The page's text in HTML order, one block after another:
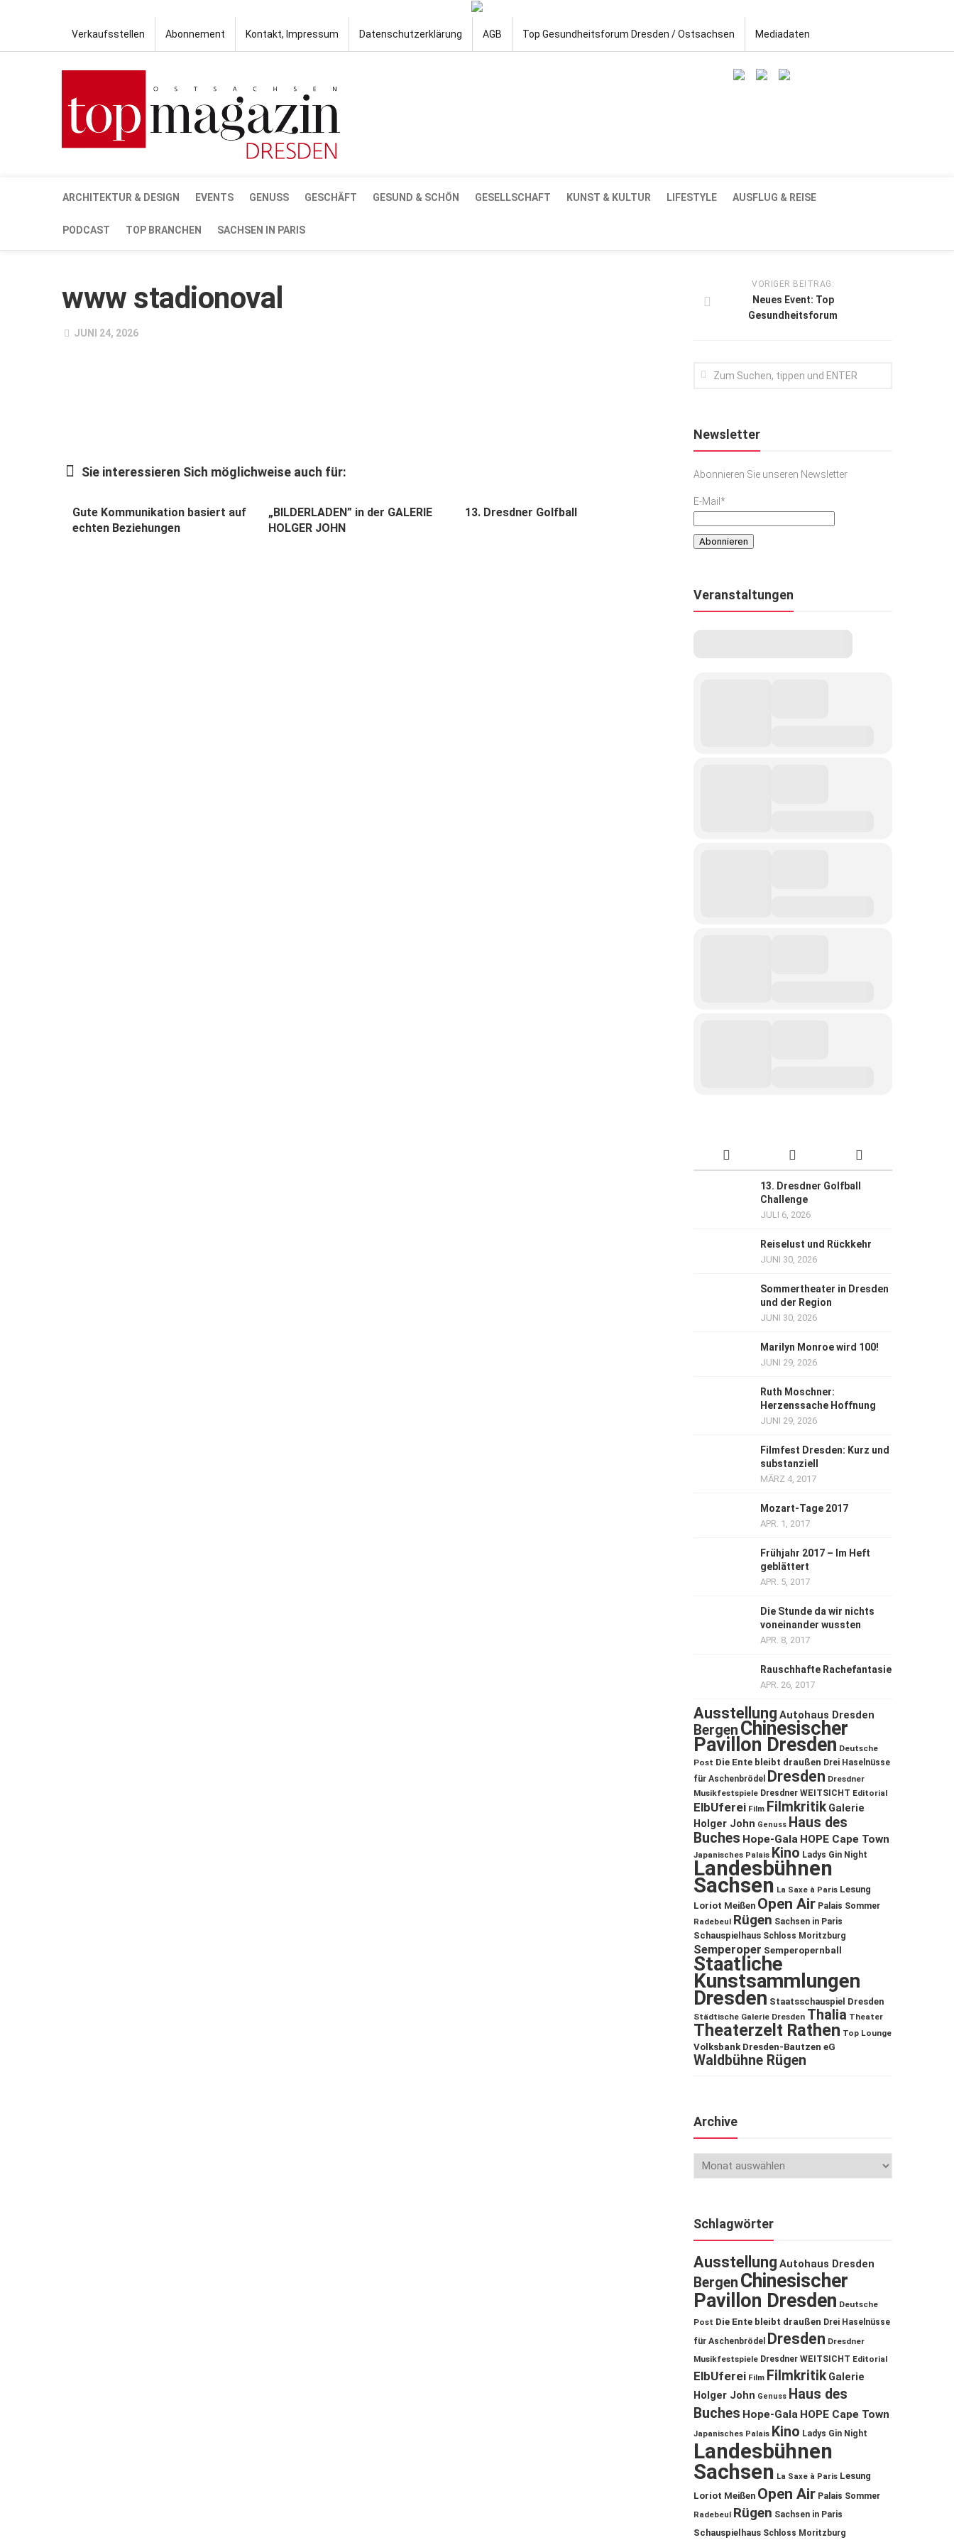
Verkaufsstellen Abonnement Kontakt, Impressum Datenschutzerklärung AGB Top Gesundheitsforum Dresden / Ostsachsen Mediadaten
ARCHITEKTUR & DESIGN EVENTS GENUSS GESCHÄFT GESUND & SCHÖN GESELLSCHAFT KUNST & KULTUR LIFESTYLE AUSFLUG & REISE
PODCAST TOP BRANCHEN SACHSEN IN PARIS
www stadionoval
JUNI 24, 2026
Sie interessieren Sich möglichweise auch für:
Gute Kommunikation basiert auf
echten Beziehungen
„BILDERLADEN” in der GALERIE
HOLGER JOHN
13. Dresdner Golfball
VORIGER BEITRAG:
Neues Event: Top
Gesundheitsforum
Newsletter
Abonnieren Sie unseren Newsletter
E-Mail*
Veranstaltungen
13. Dresdner Golfball
Challenge
JULI 6, 2026
Reiselust und Rückkehr
JUNI 30, 2026
Sommertheater in Dresden
und der Region
JUNI 30, 2026
Marilyn Monroe wird 100!
JUNI 29, 2026
Ruth Moschner:
Herzenssache Hoffnung
JUNI 29, 2026
Filmfest Dresden: Kurz und
substanziell
MÄRZ 4, 2017
Mozart-Tage 2017
APR. 1, 2017
Frühjahr 2017 – Im Heft
geblättert
APR. 5, 2017
Die Stunde da wir nichts
voneinander wussten
APR. 8, 2017
Rauschhafte Rachefantasie
APR. 26, 2017
Ausstellung Autohaus Dresden
Bergen Chinesischer
Pavillon Dresden Deutsche
Post Die Ente bleibt draußen Drei Haselnüsse
für Aschenbrödel
Dresden Dresdner
Musikfestspiele Dresdner WEITSICHT Editorial
ElbUferei Film Filmkritik Galerie
Holger John Genuss Haus des
Buches Hope-Gala HOPE Cape Town
Japanisches Palais Kino Ladys Gin Night
Landesbühnen
Sachsen La Saxe à Paris Lesung
Loriot Meißen Open Air Palais Sommer
Radebeul Rügen Sachsen in Paris
Schauspielhaus Schloss Moritzburg
Semperoper Semperopernball
Staatliche
Kunstsammlungen
Dresden Staatsschauspiel Dresden
Städtische Galerie Dresden Thalia Theater
Theaterzelt Rathen Top Lounge
Volksbank Dresden-Bautzen eG
Waldbühne Rügen
Archive
Schlagwörter
Ausstellung Autohaus Dresden
Bergen Chinesischer
Pavillon Dresden Deutsche
Post Die Ente bleibt draußen Drei Haselnüsse
für Aschenbrödel
Dresden Dresdner
Musikfestspiele Dresdner WEITSICHT Editorial
ElbUferei Film Filmkritik Galerie
Holger John Genuss Haus des
Buches Hope-Gala HOPE Cape Town
Japanisches Palais Kino Ladys Gin Night
Landesbühnen
Sachsen La Saxe à Paris Lesung
Loriot Meißen Open Air Palais Sommer
Radebeul Rügen Sachsen in Paris
Schauspielhaus Schloss Moritzburg